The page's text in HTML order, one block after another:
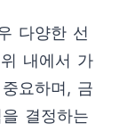
다양한 선
내에서 가
요하며, 금
결정하는